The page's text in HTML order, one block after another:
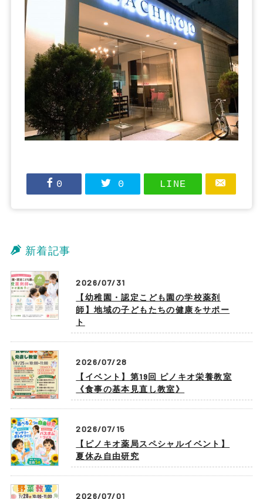
0 0 LINE
新着記事
2026/07/31
【幼稚園・認定こども園の学校薬剤
師】地域の子どもたちの健康をサポー
ト
2026/07/28
【イベント】第19回 ピノキオ栄養教室
《食事の基本見直し教室》
2026/07/15
【ピノキオ薬局スペシャルイベント】
夏休み自由研究
2026/07/01